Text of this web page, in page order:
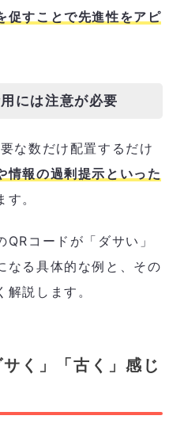
促すことで先進性をアピ
には注意が必要
な数だけ配置するだけ
情報の過剰提示といった
。
コードが「ダサい」
なる具体的な例と、その
説します。
く」「古く」感じ